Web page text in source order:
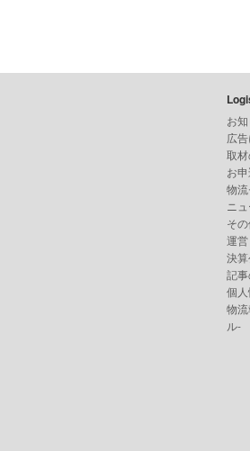
お
広
取
お
物
ニ
そ
運営
決
記
個
物
ル-